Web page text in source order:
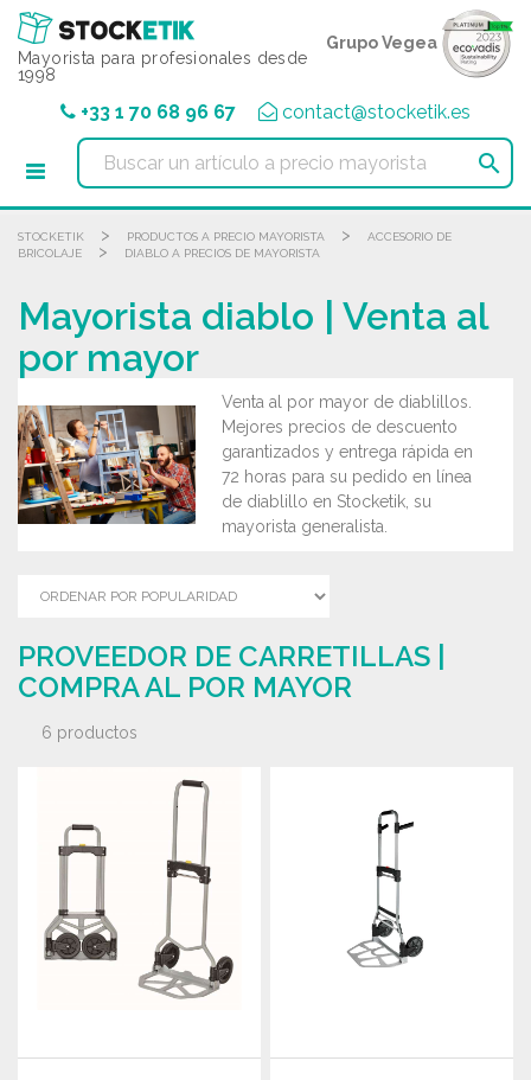
Mayorista para profesionales desde
1998
Grupo Vegea
+33 1 70 68 96 67 contact@stocketik.es

STOCKETIK > PRODUCTOS A PRECIO MAYORISTA >
ACCESORIO DE
BRICOLAJE
> DIABLO A PRECIOS DE MAYORISTA
Mayorista diablo | Venta al
por mayor
Venta al por mayor de diablillos.
Mejores precios de descuento
garantizados y entrega rápida en
72 horas para su pedido en línea
de diablillo en Stocketik, su
mayorista generalista.
PROVEEDOR DE CARRETILLAS |
COMPRA AL POR MAYOR
6 productos
Panel de gestión de cookies